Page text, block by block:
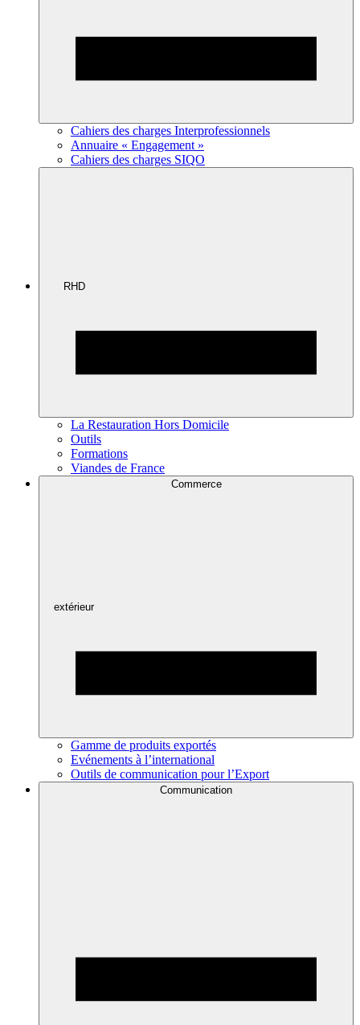
Cahiers des charges Interprofessionnels
Annuaire « Engagement »
Cahiers des charges SIQO
RHD
La Restauration Hors Domicile
Outils
Formations
Viandes de France
Commerce
extérieur
Gamme de produits exportés
Evénements à l’international
Outils de communication pour l’Export
Communication